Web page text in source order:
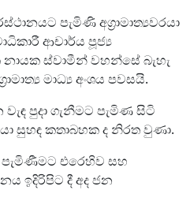
පැමිණි අග්‍රාමාත්‍යවරයා
ආචාර්ය පූජ්‍ය
ස්වාමීන් වහන්සේ බැහැ
මාධ්‍ය අංශය පවසයි.
පුදා ගැනීමට පැමිණ සිටි
සුහඳ කතාබහක ද නිරත වුණා.
පැමිණීමට එරෙහිව සහ
ඉදිරිපිට දී අද ජන